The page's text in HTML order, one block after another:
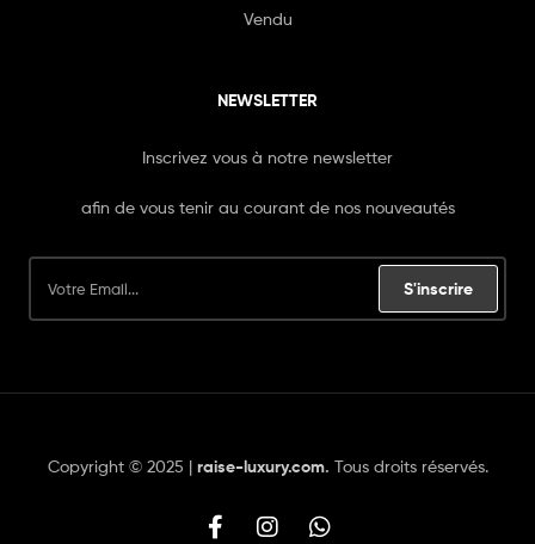
Vendu
NEWSLETTER
Inscrivez vous à notre newsletter
afin de vous tenir au courant de nos nouveautés
S'inscrire
Copyright © 2025 | raise-luxury.com. Tous droits réservés.